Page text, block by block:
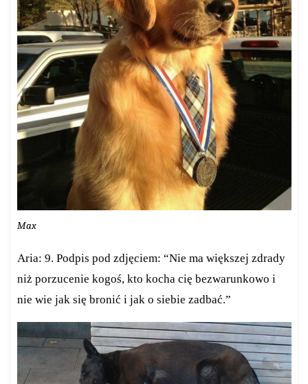
Max
Aria: 9. Podpis pod zdjęciem: “Nie ma większej zdrady
niż porzucenie kogoś, kto kocha cię bezwarunkowo i
nie wie jak się bronić i jak o siebie zadbać.”